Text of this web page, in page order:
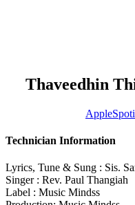
Thaveedhin
Apple
Technician Information
Lyrics, Tune & Sung : Sis.
Singer : Rev. Paul Thangiah
Label : Music Mindss